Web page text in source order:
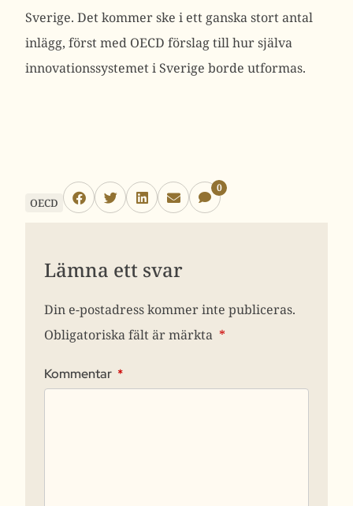
Sverige. Det kommer ske i ett ganska stort antal
inlägg, först med OECD förslag till hur själva
innovationssystemet i Sverige borde utformas.
OECD
0
Lämna ett svar
Din e-postadress kommer inte publiceras.
Obligatoriska fält är märkta *
Kommentar *